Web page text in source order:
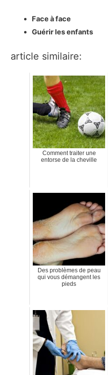
Face à face
Guérir les enfants
article similaire:
Comment traiter une
entorse de la cheville
Des problèmes de peau
qui vous démangent les
pieds